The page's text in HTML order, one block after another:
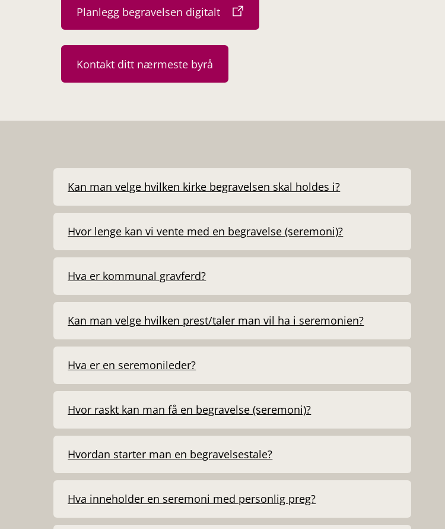
Planlegg begravelsen digitalt
Kontakt ditt nærmeste byrå
Kan man velge hvilken kirke begravelsen skal holdes i?
Hvor lenge kan vi vente med en begravelse (seremoni)?
Hva er kommunal gravferd?
Kan man velge hvilken prest/taler man vil ha i seremonien?
Hva er en seremonileder?
Hvor raskt kan man få en begravelse (seremoni)?
Hvordan starter man en begravelsestale?
Hva inneholder en seremoni med personlig preg?